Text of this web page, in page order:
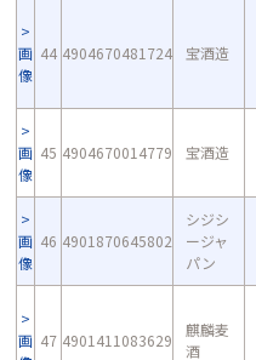
画
像
44 4904670481724 宝酒造
画
像
45 4904670014779 宝酒造
画
像
46 4901870645802
シジシ
ージャ
パン
画 47 4901411083629
麒麟麦
酒